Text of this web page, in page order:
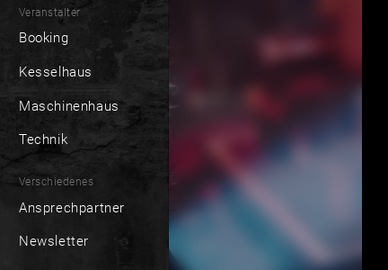
Veranstalter
Booking
Kesselhaus
Maschinenhaus
Technik
Verschiedenes
Ansprechpartner
Newsletter